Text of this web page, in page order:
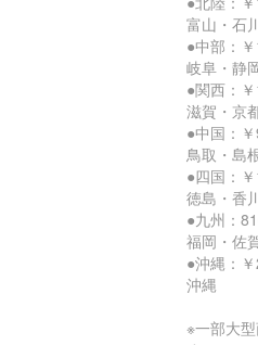
富山・石
●中部：
岐阜・静
●関西：
滋賀・京
●中国：
鳥取・島
●四国：
徳島・香
●九州：
福岡・佐
●沖縄：
沖縄
※一部大